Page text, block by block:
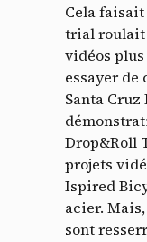
Cela
trial roulait
vidéos
essayer de
Santa Cruz
Drop&Roll
projets
Ispired
acier.
sont